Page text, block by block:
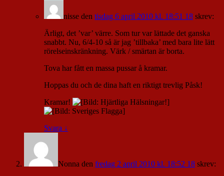
nisse den tisdag 6 april 2010 kl. 18:51 18 skrev:
Ärligt, det ’var’ värre. Som tur var lättade det ganska
snabbt. Nu, 6/4-10 så är jag ’tillbaka’ med bara lite lätt
rörelseinskränkning. Värk / smärtan är borta.
Tova har fått en massa pussar å kramar.
Hoppas du och de dina haft en riktigt trevlig Påsk!
Kramar!
Svara ↓
Nonna den fredag 2 april 2010 kl. 18:52 18 skrev: